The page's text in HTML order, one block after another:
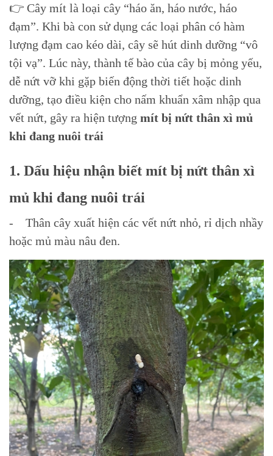
👉 Cây mít là loại cây “háo ăn, háo nước, háo
đạm”. Khi bà con sử dụng các loại phân có hàm
lượng đạm cao kéo dài, cây sẽ hút dinh dưỡng “vô
tội vạ”. Lúc này, thành tế bào của cây bị mỏng yếu,
dễ nứt vỡ khi gặp biến động thời tiết hoặc dinh
dưỡng, tạo điều kiện cho nấm khuẩn xâm nhập qua
vết nứt, gây ra hiện tượng mít bị nứt thân xì mủ
khi đang nuôi trái
1. Dấu hiệu nhận biết mít bị nứt thân xì
mủ khi đang nuôi trái
- Thân cây xuất hiện các vết nứt nhỏ, rỉ dịch nhầy
hoặc mủ màu nâu đen.